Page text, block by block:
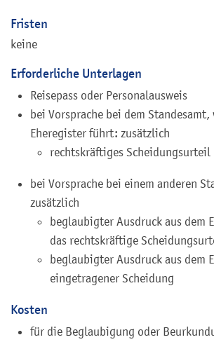
Fristen
keine
Erforderliche Unterlagen
Reisepass oder Personalausweis
bei Vorsprache bei dem Standesamt,
Eheregister führt: zusätzlich
rechtskräftiges Scheidungsurteil
bei Vorsprache bei einem anderen
zusätzlich
beglaubigter Ausdruck aus dem
das rechtskräftige
beglaubigter Ausdruck aus dem
eingetragener Scheidung
Kosten
für die Beglaubigung oder